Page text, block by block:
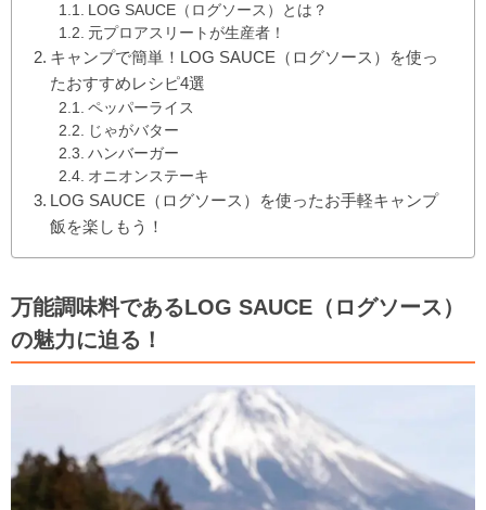
LOG SAUCE（ログソース）とは？
元プロアスリートが生産者！
キャンプで簡単！LOG SAUCE（ログソース）を使っ
たおすすめレシピ4選
ペッパーライス
じゃがバター
ハンバーガー
オニオンステーキ
LOG SAUCE（ログソース）を使ったお手軽キャンプ
飯を楽しもう！
万能調味料であるLOG SAUCE（ログソース）
の魅力に迫る！